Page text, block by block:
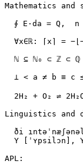
Mathematics and
∮ E⋅da = Q,  n
∀x∈ℝ: ⌈x⌉ =
ℕ ⊆ ℕ₀ ⊂ ℤ ⊂
⊥ < a ≠ b ≡ c
2H₂ + O₂ ⇌
Linguistics and
ði
Y [ˈʏpsilɔn],
APL: